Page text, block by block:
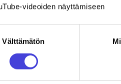
videoiden näyttämiseen
Välttämätön